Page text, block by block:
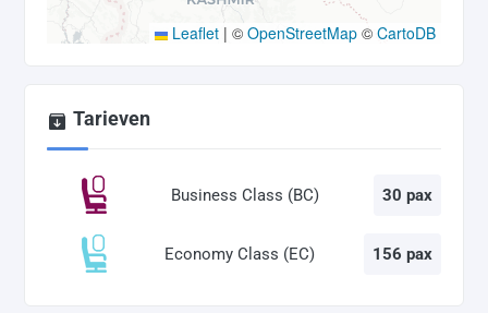
Leaflet | © OpenStreetMap © CartoDB
Tarieven
Business Class (BC) 30 pax
Economy Class (EC) 156 pax